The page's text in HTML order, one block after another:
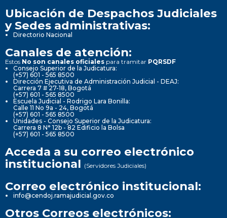
Ubicación de Despachos Judiciales
y Sedes administrativas:
Directorio Nacional
Canales de atención:
Estos No son canales oficiales para tramitar PQRSDF
Consejo Superior de la Judicatura:
(+57) 601 - 565 8500
Dirección Ejecutiva de Administración Judicial - DEAJ:
Carrera 7 # 27-18, Bogotá
(+57) 601 - 565 8500
Escuela Judicial - Rodrigo Lara Bonilla:
Calle 11 No 9a - 24, Bogotá
(+57) 601 - 565 8500
Unidades - Consejo Superior de la Judicatura:
Carrera 8 N° 12b - 82 Edificio la Bolsa
(+57) 601 - 565 8500
Acceda a su correo electrónico
institucional (Servidores Judiciales)
Correo electrónico institucional:
info@cendoj.ramajudicial.gov.co
Otros Correos electrónicos: